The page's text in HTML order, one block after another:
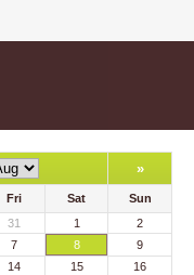
»
Fri Sat
Sun
31 1
2
7 8
9
14 15
16